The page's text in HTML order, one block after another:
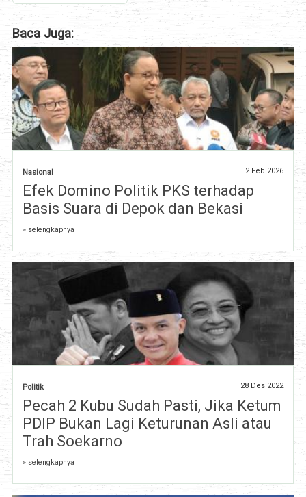
Baca Juga:
Nasional 2 Feb 2026
Efek Domino Politik PKS terhadap
Basis Suara di Depok dan Bekasi
» selengkapnya
Politik 28 Des 2022
Pecah 2 Kubu Sudah Pasti, Jika Ketum
PDIP Bukan Lagi Keturunan Asli atau
Trah Soekarno
» selengkapnya